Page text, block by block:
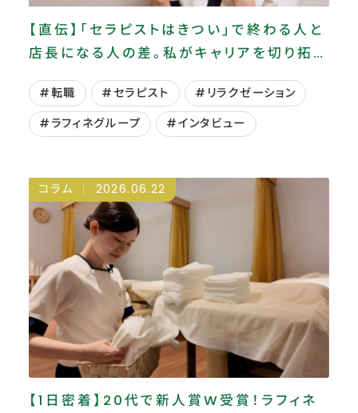
【直伝】「セラピストはきつい」で終わる人と
店長になる人の差。私がキャリアを切り拓く
ためにやった3つのこと
#転職 #セラピスト
#リラクゼーション
#ラフィネグループ
#インタビュー
コラム 2026.06.22
【1日密着】20代で新人賞W受賞！ラフィネ